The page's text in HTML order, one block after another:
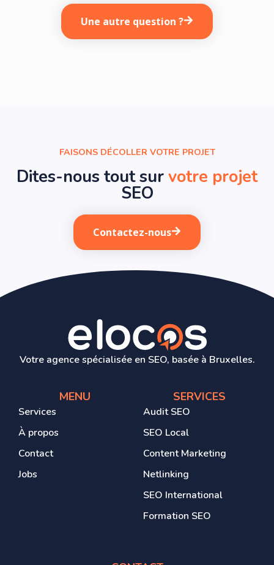
Une autre question ?
FAISONS DÉCOLLER VOTRE PROJET
Dites-nous tout survotre projet
SEO
Contactez-nous
Votre agence spécialisée en SEO, basée à Bruxelles.
MENU
Services
À propos
Contact
Jobs
SERVICES
Audit SEO
SEO Local
Content Marketing
Netlinking
SEO International
Formation SEO